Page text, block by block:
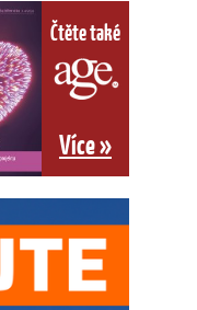
Čtěte také
Více »